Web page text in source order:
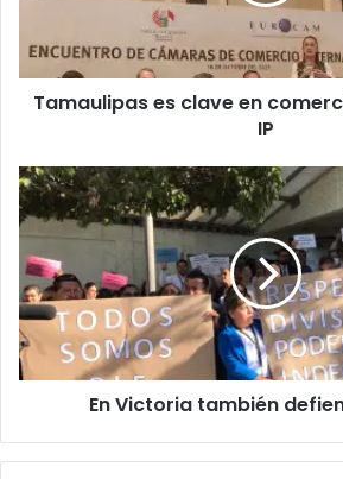
Tamaulipas es clave en
IP
En Victoria también